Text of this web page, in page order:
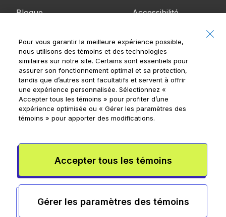
Blogue
Accessibilité
avec nous
Avis
Banque Royale du Canada, © 2026
20, rue King Ouest, 8e étage, Toronto (Ontario)
Conditions de l’appli Mydoh
Conditions de la carte à puce
Pour vous garantir la meilleure expérience possible,
nous utilisons des témoins et des technologies
similaires sur notre site. Certains sont essentiels pour
assurer son fonctionnement optimal et sa protection,
tandis que d’autres sont facultatifs et servent à offrir
une expérience personnalisée. Sélectionnez «
Accepter tous les témoins » pour profiter d’une
expérience optimisée ou « Gérer les paramètres des
témoins » pour apporter des modifications.
Gérer les paramètres des témoins
Accepter tous les témoins